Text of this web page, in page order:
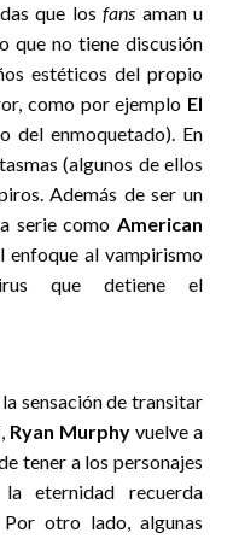
que los fans aman u
que no tiene discusión
estéticos del propio
como por ejemplo El
del enmoquetado). En
(algunos de ellos
Además de ser un
serie como American
enfoque al vampirismo
que detiene el
sensación de transitar
, Ryan Murphy vuelve a
tener a los personajes
eternidad recuerda
otro lado, algunas